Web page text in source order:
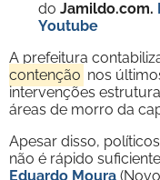
do Jamildo.com.
Youtube
A prefeitura
contenção nos
intervenções
áreas de morro da
Apesar disso,
não é rápido
Eduardo Moura